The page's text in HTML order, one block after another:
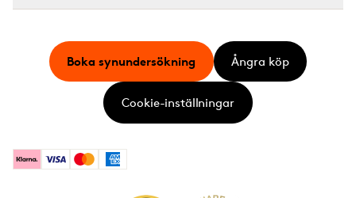
KlarnaVisa MastercardAmerican Express
Boka synundersökning Ångra köp
Cookie-inställningar